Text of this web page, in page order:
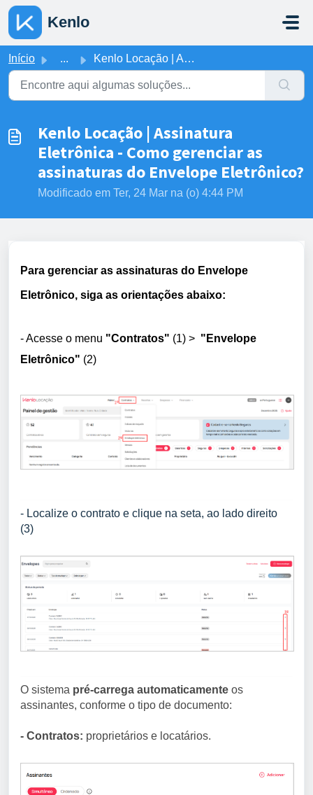
Ir para o conteúdo principal
Kenlo
Início ... Kenlo Locação | Assinatura Eletrônica - Como gerenciar as...
Kenlo Locação | Assinatura
Eletrônica - Como gerenciar as
assinaturas do Envelope Eletrônico?
Modificado em Ter, 24 Mar na (o) 4:44 PM
Para gerenciar as assinaturas do Envelope
Eletrônico, siga as orientações abaixo:
- Acesse o menu "Contratos" (1) > "Envelope
Eletrônico" (2)
- Localize o contrato e clique na seta, ao lado direito
(3)
O sistema pré-carrega automaticamente os
assinantes, conforme o tipo de documento:
- Contratos: proprietários e locatários.